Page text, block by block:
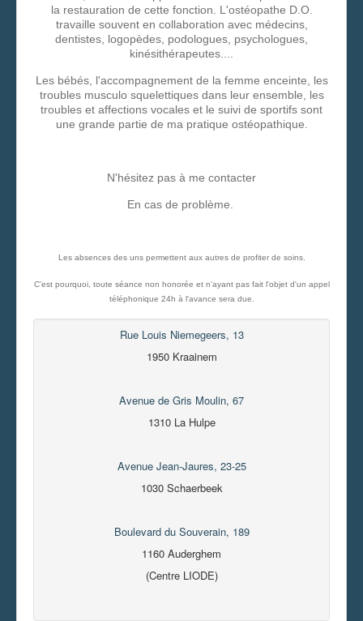
la restauration de cette fonction. L'ostéopathe D.O.
travaille souvent en collaboration avec médecins,
dentistes, logopèdes, podologues, psychologues,
kinésithérapeutes....
Les bébés, l'accompagnement de la femme enceinte, les
troubles musculo squelettiques dans leur ensemble, les
troubles et affections vocales et le suivi de sportifs sont
une grande partie de ma pratique ostéopathique.
N'hésitez pas à me contacter
En cas de problème.
Les absences des uns permettent aux autres de profiter de soins.
C'est pourquoi, toute séance non honorée et n'ayant pas fait l'objet d'un appel
téléphonique 24h à l'avance sera due.
Rue Louis Niemegeers, 13
1950 Kraainem
Avenue de Gris Moulin, 67
1310 La Hulpe
Avenue Jean-Jaures, 23-25
1030 Schaerbeek
Boulevard du Souverain, 189
1160 Auderghem
(Centre LIODE)